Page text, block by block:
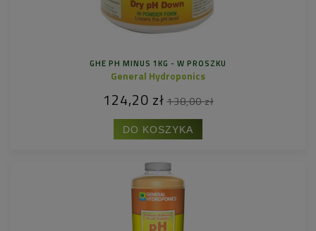
GHE PH MINUS 1KG - W PROSZKU
General Hydroponics
124,20 zł 138,00 zł
DO KOSZYKA